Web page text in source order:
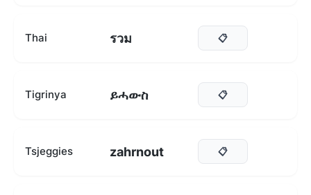
Thai รวม 📋
Tigrinya ይሓውስ 📋
Tsjeggies zahrnout 📋